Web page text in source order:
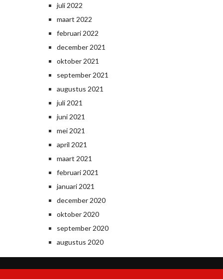
juli 2022
maart 2022
februari 2022
december 2021
oktober 2021
september 2021
augustus 2021
juli 2021
juni 2021
mei 2021
april 2021
maart 2021
februari 2021
januari 2021
december 2020
oktober 2020
september 2020
augustus 2020